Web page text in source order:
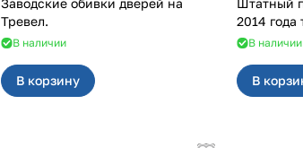
Заводские обивки дверей на
Тревел.
В наличии
В корзину
Штатный
2014 года
В наличии
В